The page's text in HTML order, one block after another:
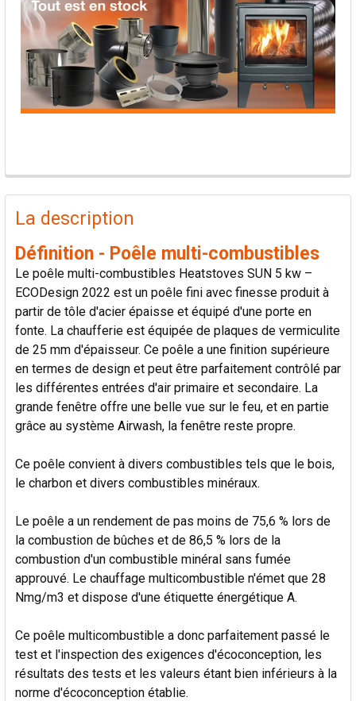
PRODUITS
FRÉQUEMMENT
ACHETÉS
TOUT
SÉLECTIONNER
AJOUTER
LA
SÉLECTION
AU PANIER
La description
Définition - Poêle multi-combustibles
Le poêle multi-combustibles Heatstoves SUN 5 kw –
ECODesign 2022 est un poêle fini avec finesse produit à
partir de tôle d'acier épaisse et équipé d'une porte en
fonte. La chaufferie est équipée de plaques de vermiculite
de 25 mm d'épaisseur. Ce poêle a une finition supérieure
en termes de design et peut être parfaitement contrôlé par
les différentes entrées d'air primaire et secondaire. La
grande fenêtre offre une belle vue sur le feu, et en partie
grâce au système Airwash, la fenêtre reste propre.
Ce poêle convient à divers combustibles tels que le bois,
le charbon et divers combustibles minéraux.
Le poêle a un rendement de pas moins de 75,6 % lors de
la combustion de bûches et de 86,5 % lors de la
combustion d'un combustible minéral sans fumée
approuvé. Le chauffage multicombustible n'émet que 28
Nmg/m3 et dispose d'une étiquette énergétique A.
Ce poêle multicombustible a donc parfaitement passé le
test et l'inspection des exigences d'écoconception, les
résultats des tests et les valeurs étant bien inférieurs à la
norme d'écoconception établie.